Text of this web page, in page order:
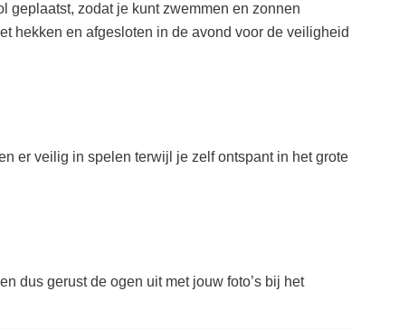
geplaatst, zodat je kunt zwemmen en zonnen
hekken en afgesloten in de avond voor de veiligheid
er veilig in spelen terwijl je zelf ontspant in het grote
dus gerust de ogen uit met jouw foto’s bij het